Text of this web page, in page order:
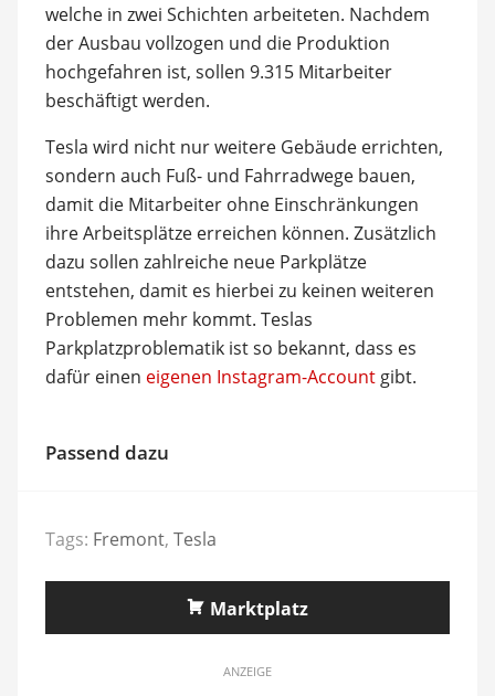
welche in zwei Schichten arbeiteten. Nachdem
der Ausbau vollzogen und die Produktion
hochgefahren ist, sollen 9.315 Mitarbeiter
beschäftigt werden.
Tesla wird nicht nur weitere Gebäude errichten,
sondern auch Fuß- und Fahrradwege bauen,
damit die Mitarbeiter ohne Einschränkungen
ihre Arbeitsplätze erreichen können. Zusätzlich
dazu sollen zahlreiche neue Parkplätze
entstehen, damit es hierbei zu keinen weiteren
Problemen mehr kommt. Teslas
Parkplatzproblematik ist so bekannt, dass es
dafür einen eigenen Instagram-Accountgibt.
Passend dazu
Tags: Fremont, Tesla
Marktplatz
ANZEIGE